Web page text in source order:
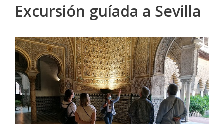
Excursión guíada a Sevilla